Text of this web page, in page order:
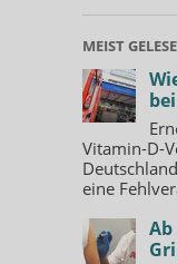
MEIST
Vitamin-D-
eine